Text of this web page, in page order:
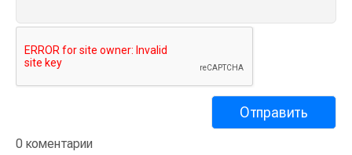
0 коментарии